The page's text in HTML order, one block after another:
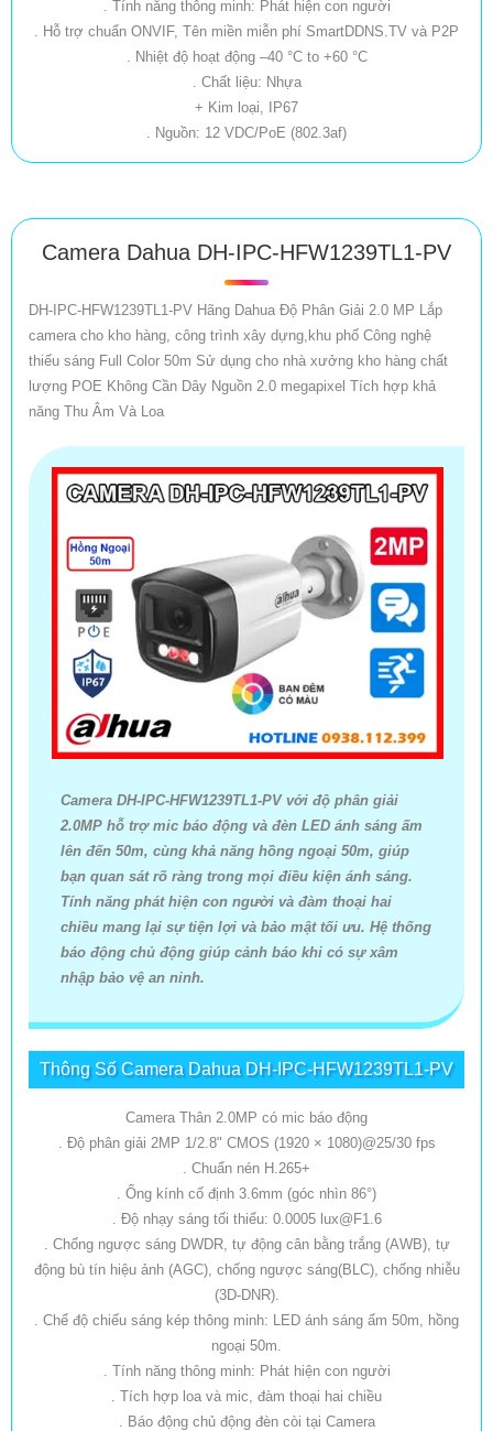
. Tính năng thông minh: Phát hiện con người
. Hỗ trợ chuẩn ONVIF, Tên miền miễn phí SmartDDNS.TV và P2P
. Nhiệt độ hoạt động –40 °C to +60 °C
. Chất liệu: Nhựa
+ Kim loại, IP67
. Nguồn: 12 VDC/PoE (802.3af)
Camera Dahua DH-IPC-HFW1239TL1-PV
DH-IPC-HFW1239TL1-PV Hãng Dahua Độ Phân Giải 2.0 MP Lắp
camera cho kho hàng, công trình xây dựng,khu phố Công nghệ
thiếu sáng Full Color 50m Sử dụng cho nhà xưởng kho hàng chất
lượng POE Không Cần Dây Nguồn 2.0 megapixel Tích hợp khả
năng Thu Âm Và Loa
Camera DH-IPC-HFW1239TL1-PV với độ phân giải
2.0MP hỗ trợ mic báo động và đèn LED ánh sáng ấm
lên đến 50m, cùng khả năng hồng ngoại 50m, giúp
bạn quan sát rõ ràng trong mọi điều kiện ánh sáng.
Tính năng phát hiện con người và đàm thoại hai
chiều mang lại sự tiện lợi và bảo mật tối ưu. Hệ thống
báo động chủ động giúp cảnh báo khi có sự xâm
nhập bảo vệ an ninh.
Thông Số Camera Dahua DH-IPC-HFW1239TL1-PV
Camera Thân 2.0MP có mic báo động
. Độ phân giải 2MP 1/2.8" CMOS (1920 × 1080)@25/30 fps
. Chuẩn nén H.265+
. Ống kính cố định 3.6mm (góc nhìn 86°)
. Độ nhạy sáng tối thiểu: 0.0005 lux@F1.6
. Chống ngược sáng DWDR, tự động cân bằng trắng (AWB), tự
động bù tín hiệu ảnh (AGC), chống ngược sáng(BLC), chống nhiễu
(3D-DNR).
. Chế độ chiếu sáng kép thông minh: LED ánh sáng ấm 50m, hồng
ngoại 50m.
. Tính năng thông minh: Phát hiện con người
. Tích hợp loa và mic, đàm thoại hai chiều
. Báo động chủ động đèn còi tại Camera